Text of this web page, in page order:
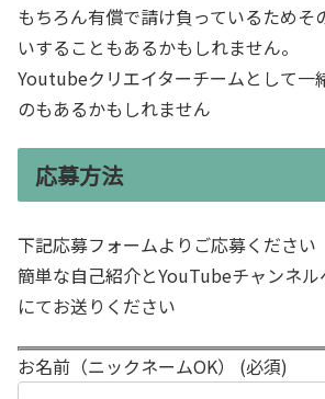
もちろん有償で請け負っているためそ
いすることもあるかもしれません。
Youtubeクリエイターチームとして一
のもあるかもしれません
応募方法
下記応募フォームよりご応募ください
簡単な自己紹介とYouTubeチャンネ
にてお送りください
お名前（ニックネームOK） (必須)